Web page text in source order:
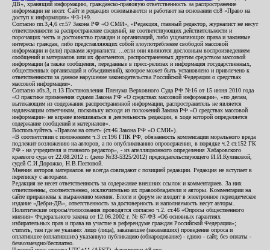
ДВ», хранящий информацию, гражданско-правовую ответственность за распространение
информации не несет. Сайт и редакция основываются и работают на основании ст.8 «Право на
доступ к информации» ФЗ-149.
Согласно пп.3,4,6 ст.57 Закона РФ «О СМИ», «Редакция, главный редактор, журналист не несут
ответственности за распространение сведений, не соответствующих действительности и
порочащих честь и достоинство граждан и организаций, либо ущемляющих права и законные
интересы граждан, либо представляющих собой злоупотребление свободой массовой
информации и (или) правами журналиста: ...если они являются дословным воспроизведением
сообщений и материалов или их фрагментов, распространенных другим средством массовой
информации (а также сообщения, переданные в пресс-релизах и информация государственных,
общественных организаций и объединений), которое может быть установлено и привлечено к
ответственности за данное нарушение законодательства Российской Федерации о средствах
массовой информации».
Согласно абз.3, п.13 Постановления Пленума Верховного Суда РФ №16 от 15 июня 2010 года
«О практике применения судами Закона РФ «О средствах массовой информации», «по делам,
вытекающим из содержания распространенной информации, распространитель не является
надлежащим ответчиком, поскольку исходя из положений Закона РФ «О средствах массовой
информации» не вправе вмешиваться в деятельность редакции, в ходе которой определяется
содержание сообщений и материалов».
Воспользуйтесь «Правом на ответ» (ст.46 Закона РФ «О СМИ»).
«В соответствии с положением ч.3 ст.196 ГПК РФ, обязанность компенсации морального вреда
подлежит возложению на авторов, а по опубликованию опровержения, в порядке ч.2 ст.152 ГК
РФ - на учредителя и главного редактор», - из апелляционного определения Хабаровского
краевого суда от 22.08.2012 г. (дело №33-5325/2012) председательствующего И.И.Куликовой,
судей С.И.Дорожко, Н.В.Пестовой.
Мнения авторов материалов не всегда совпадают с позицией редакции. Редакция не вступает в
переписку с авторами.
Редакция не несет ответственность за содержание внешних ссылок и комментариев. За них
ответственны, соответственно, исключительно их правообладатели и авторы. Комментарии на
сайте приравнены к выражению мнения. Блоги и форум не входят в электронное периодическое
издание «Дебри-ДВ», ответственность за достоверность и наполняемость несут авторы.
Политические опросы/голосования проводятся согласно ч.2. ст.46 «Опросы общественного
мнения» Федерального закона от 12.06.2002 г. № 67-ФЗ «Об основных гарантиях
избирательных прав и права на участие в референдуме граждан Российской Федерации»;
считать, там где не указано: лицо (лица), заказавшее (заказавших) проведение опроса и
оплатившее (оплативших) указанную публикацию (обнародование) - едино - сайт, без оплаты -
безвозмездно/бесплатно.